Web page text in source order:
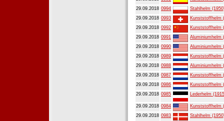
29.09.2018 0994
Stahlhelm
29.09.2018 0993
Kunststoffhelm
29.09.2018 0992
Kunststoffhelm
29.09.2018 0991
Aluminiumhelm
29.09.2018 0990
Aluminiumhelm
29.09.2018 0989
Kunststoffhelm
29.09.2018 0988
Aluminiumhelm
29.09.2018 0987
Kunststoffhelm
29.09.2018 0986
Kunststoffhelm
29.09.2018 0985 Lederhelm
29.09.2018 0984
Kunststoffhelm
29.09.2018 0983
Stahlhelm